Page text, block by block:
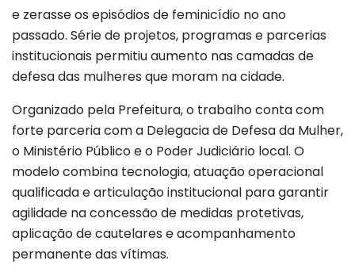
e zerasse os episódios de feminicídio no ano
passado. Série de projetos, programas e parcerias
institucionais permitiu aumento nas camadas de
defesa das mulheres que moram na cidade.
Organizado pela Prefeitura, o trabalho conta com
forte parceria com a Delegacia de Defesa da Mulher,
o Ministério Público e o Poder Judiciário local. O
modelo combina tecnologia, atuação operacional
qualificada e articulação institucional para garantir
agilidade na concessão de medidas protetivas,
aplicação de cautelares e acompanhamento
permanente das vítimas.